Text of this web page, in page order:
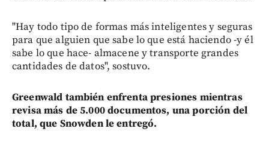
"Hay todo tipo de formas más inteligentes y seguras
para que alguien que sabe lo que está haciendo -y él
sabe lo que hace- almacene y transporte grandes
cantidades de datos", sostuvo.
Greenwald también enfrenta presiones mientras
revisa más de 5.000 documentos, una porción del
total, que Snowden le entregó.